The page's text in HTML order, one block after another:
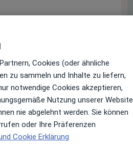
8 Aug 9 Aug
nicht verfügbar
senden
Cookies (oder ähnliche
zu sammeln und Inhalte zu liefern,
notwendige Cookies akzeptieren,
Nutzung unserer Website
nie abgelehnt werden. Sie können
oder Ihre Präferenzen
Cookie Erklärung